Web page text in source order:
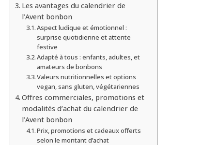
Les avantages du calendrier de
l’Avent bonbon
Aspect ludique et émotionnel :
surprise quotidienne et attente
festive
Adapté à tous : enfants, adultes, et
amateurs de bonbons
Valeurs nutritionnelles et options
vegan, sans gluten, végétariennes
Offres commerciales, promotions et
modalités d’achat du calendrier de
l’Avent bonbon
Prix, promotions et cadeaux offerts
selon le montant d’achat